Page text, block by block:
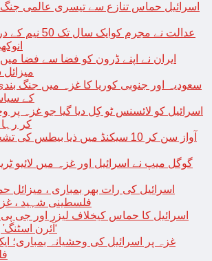
اسرائیل حماس تنازع سے تیسری عالمی
عدالت نے مجرم
ایران نے اپنے ڈرون کو فضا سے فضا میں
سعودیہ اور جنوبی کوریا کا غزہ میں جنگ
کے
اسرائیل کو لائسنس ٹو کِل دیا گیا جو غزہ پر
کر
آواز سن کر 10 سیکنڈ میں ذیا بیطس
گوگل میپ نے اسرائیل اور غزہ میں لائیو
فلسطینی شہید ،
اسرائیل کا حماس کیخلاف لیزر اور جی
‘آئرن